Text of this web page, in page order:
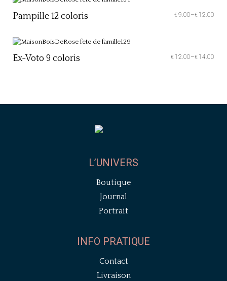
Pampille 12 coloris €9.00–€ 12.00
Ex-Voto 9 coloris € 12.00–€ 14.00
L’UNIVERS
Boutique
Journal
Portrait
INFO PRATIQUE
Contact
Livraison